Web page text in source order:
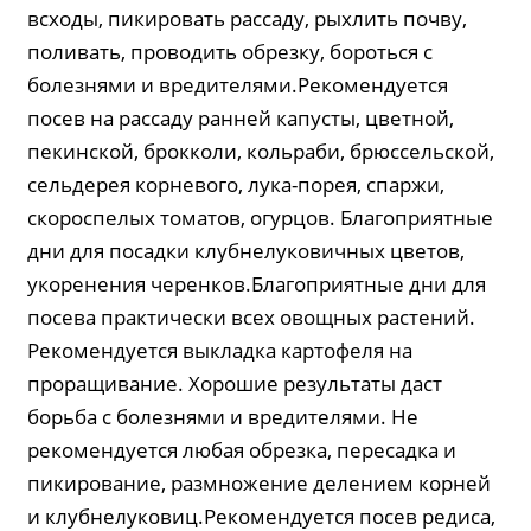
всходы, пикировать рассаду, рыхлить почву,
поливать, проводить обрезку, бороться с
болезнями и вредителями.Рекомендуется
посев на рассаду ранней капусты, цветной,
пекинской, брокколи, кольраби, брюссельской,
сельдерея корневого, лука-порея, спаржи,
скороспелых томатов, огурцов. Благоприятные
дни для посадки клубнелуковичных цветов,
укоренения черенков.Благоприятные дни для
посева практически всех овощных растений.
Рекомендуется выкладка картофеля на
проращивание. Хорошие результаты даст
борьба с болезнями и вредителями. Не
рекомендуется любая обрезка, пересадка и
пикирование, размножение делением корней
и клубнелуковиц.Рекомендуется посев редиса,